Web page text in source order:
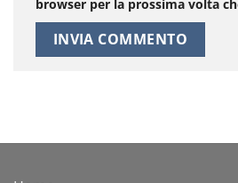
browser per la prossima volta